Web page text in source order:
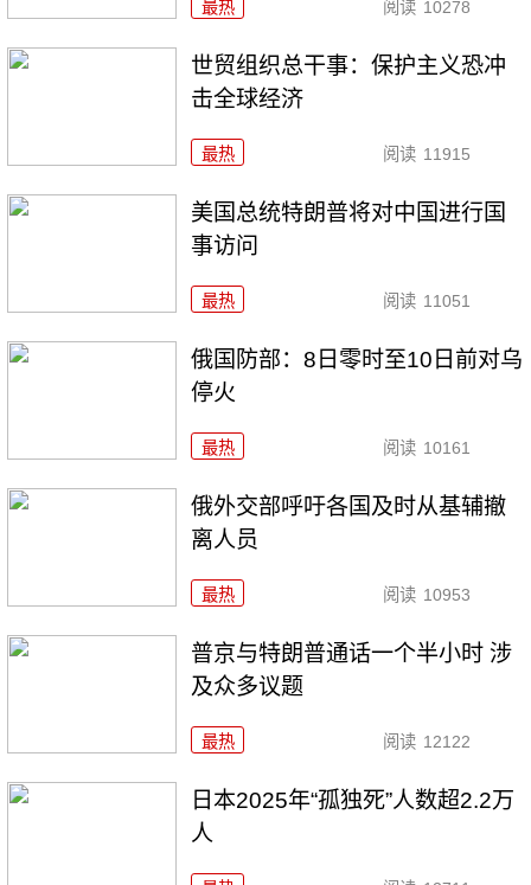
最热 阅读 10278
世贸组织总干事：保护主义恐冲
击全球经济
最热 阅读 11915
美国总统特朗普将对中国进行国
事访问
最热 阅读 11051
俄国防部：8日零时至10日前对乌
停火
最热 阅读 10161
俄外交部呼吁各国及时从基辅撤
离人员
最热 阅读 10953
普京与特朗普通话一个半小时 涉
及众多议题
最热 阅读 12122
日本2025年“孤独死”人数超2.2万
人